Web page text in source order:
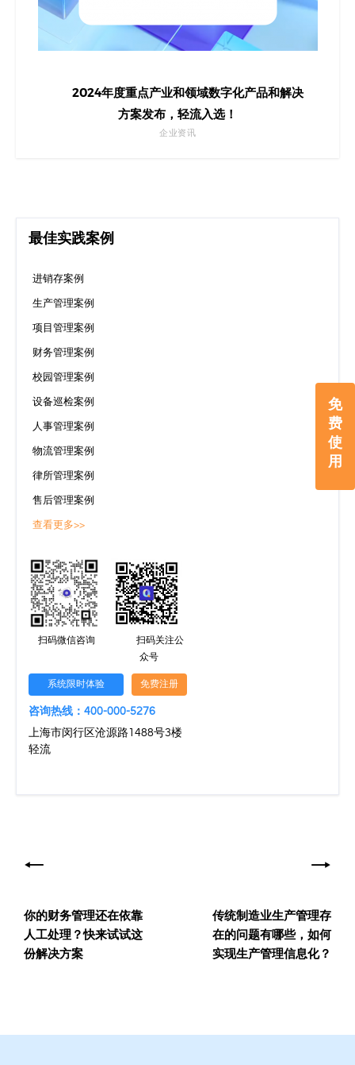
免
费
使
用
2024年度重点产业和领域数字化产品和解决
方案发布，轻流入选！
企业资讯
最佳实践案例
进销存案例
生产管理案例
项目管理案例
财务管理案例
校园管理案例
设备巡检案例
人事管理案例
物流管理案例
律所管理案例
售后管理案例
查看更多>>
扫码微信咨询
扫码关注公
众号
系统限时体验 免费注册
咨询热线：400-000-5276
上海市闵行区沧源路1488号3楼
轻流
章
航你的财务管理还在依靠
人工处理？快来试试这
份解决方案
传统制造业生产管理存
在的问题有哪些，如何
实现生产管理信息化？